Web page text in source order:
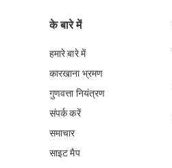
के बारे में
हमारे बारे में
कारखाना भ्रमण
गुणवत्ता नियंत्रण
संपर्क करें
समाचार
साइट मैप